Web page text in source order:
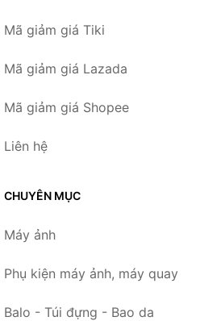
Mã giảm giá Tiki
Mã giảm giá Lazada
Mã giảm giá Shopee
Liên hệ
CHUYÊN MỤC
Máy ảnh
Phụ kiện máy ảnh, máy quay
Balo - Túi đựng - Bao da